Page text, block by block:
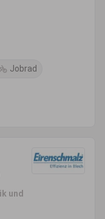
Jobrad
und